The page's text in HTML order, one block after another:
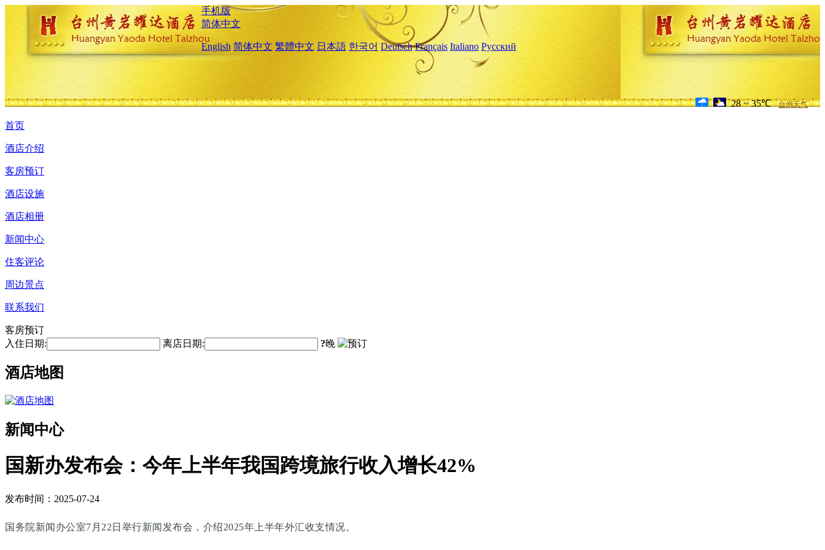
手机版
简体中文
English 简体中文 繁體中文 日本語 한국어 Deutsch Français Italiano Русский
28 ~ 35℃ 台州天气
首页
酒店介绍
客房预订
酒店设施
酒店相册
新闻中心
住客评论
周边景点
联系我们
客房预订
入住日期:
离店日期: ?晚
酒店地图
新闻中心
国新办发布会：今年上半年我国跨境旅行收入增长42%
发布时间：2025-07-24
国务院新闻办公室7月22日举行新闻发布会，介绍2025年上半年外汇收支情况。